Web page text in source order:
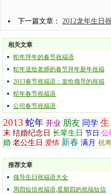
下一篇文章： 2012龙年生日
相关文章
蛇年拜年的春节祝福语
蛇年送给老师的春节拜年新年祝福
2013春节祝福语：发给领导的祝福
蛇年春节祝福语
公司春节祝福语
2013 蛇年 开业 朋友 同学 生
末 结婚纪念日 长辈生日 节日 公
婚 老公生日 爱情 新春 满月 祝
推荐文章
领导生日祝福语大全
周四短信祝福语,星期四的祝福短信